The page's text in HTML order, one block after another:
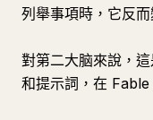
列舉事項時，它反而
對第二大脑來說，
和提示詞，在 Fable